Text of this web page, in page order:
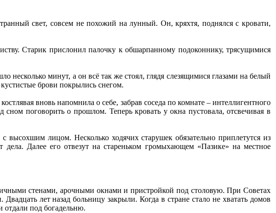
свет, совсем не похожий на лунный. Он, кряхтя, поднялся с кровати,
Старик прислонил палочку к обшарпанному подоконнику, трясущимися
минут, а он всё так же стоял, глядя слезящимися глазами на белый
брови покрылись снегом.
вновь напомнила о себе, забрав соседа по комнате – интеллигентного
поговорить о прошлом. Теперь кровать у окна пустовала, отсвечивая в
высохшим лицом. Несколько ходячих старушек обязательно приплетутся из
Далее его отвезут на стареньком громыхающем «Пазике» на местное
стенами, арочными окнами и пристройкой под столовую. При Советах
лет назад больницу закрыли. Когда в стране стало не хватать домов
отдали под богадельню.